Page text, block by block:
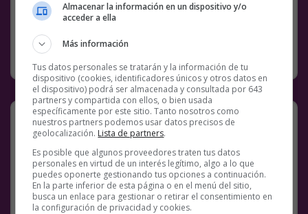
NAMING TWITTER COMENTARIOS
RANDOM
Liadica
Primero vean la esquina del frente y después
la esquina del fondo
Almacenar la información en un dispositivo y/o
acceder a ella
Más información
Tus datos personales se tratarán y la información de tu
dispositivo (cookies, identificadores únicos y otros datos en
el dispositivo) podrá ser almacenada y consultada por 643
partners y compartida con ellos, o bien usada
específicamente por este sitio. Tanto nosotros como
nuestros partners podemos usar datos precisos de
geolocalización. Lista de partners.
Es posible que algunos proveedores traten tus datos
personales en virtud de un interés legítimo, algo a lo que
puedes oponerte gestionando tus opciones a continuación.
En la parte inferior de esta página o en el menú del sitio,
busca un enlace para gestionar o retirar el consentimiento en
la configuración de privacidad y cookies.